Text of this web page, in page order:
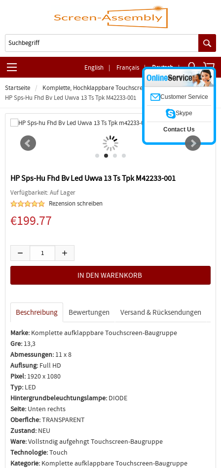
English | Français | Deutsch |
Startseite
Komplette, Hochklappbare Touchscreen-Baugruppe
HP Sps-Hu Fhd Bv Led Uwva 13 Ts Tpk M42233-001
HP Sps-Hu Fhd Bv Led Uwva 13 Ts Tpk M42233-001
Verfügbarkeit: Auf Lager
Rezension schreiben
€199.77
Beschreibung Bewertungen Versand & Rücksendungen
Marke: Komplette aufklappbare Touchscreen-Baugruppe
Gre: 13,3
Abmessungen: 11 x 8
Auflsung: Full HD
Pixel: 1920 x 1080
Typ: LED
Hintergrundbeleuchtungslampe: DIODE
Seite: Unten rechts
Oberflche:TRANSPARENT
Zustand: NEU
Ware:Vollstndig aufgehngt Touchscreen-Baugruppe
Technologie:Touch
Kategorie: Komplette aufklappbare Touchscreen-Baugruppe
Customer Service
Skype
Contact Us